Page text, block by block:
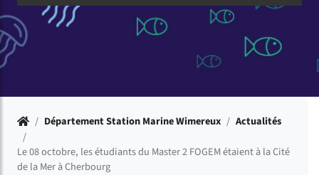
Accueil
/ Département Station Marine Wimereux / Actualités
/
Le 08 octobre, les étudiants du Master 2 FOGEM étaient à la Cité
de la Mer à Cherbourg